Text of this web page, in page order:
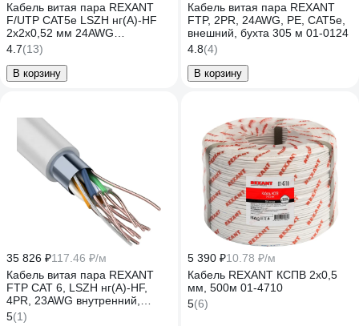
Кабель витая пара REXANT
F/UTP CAT5e LSZH нг(А)-HF
2x2х0,52 мм 24AWG
внутренний однопроволочный
серый 305 м PRO 02-0022
4.7(13)
В корзину
Кабель витая пара REXANT
FTP, 2PR, 24AWG, PE, CAT5e,
внешний, бухта 305 м 01-0124
4.8(4)
В корзину
35 826 ₽117.46 ₽/м
Кабель витая пара REXANT
FTP CAT 6, LSZH нг(А)-HF,
4PR, 23AWG внутренний,
серый, 305м 01-0167
5(1)
5 390 ₽10.78 ₽/м
Кабель REXANT КСПВ 2х0,5
мм, 500м 01-4710
5(6)